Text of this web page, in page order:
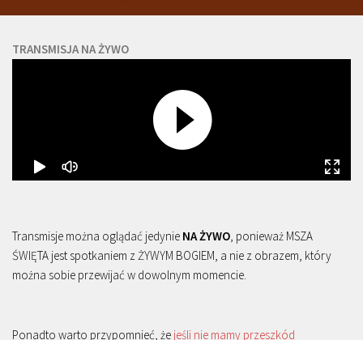
TRANSMISJA NA ŻYWO
Transmisje można oglądać jedynie NA ŻYWO , ponieważ MSZA
ŚWIĘTA jest spotkaniem z ŻYWYM BOGIEM, a nie z obrazem, który
można sobie przewijać w dowolnym momencie.
Ponadto warto przypomnieć, że jeśli nie mamy przeszkód